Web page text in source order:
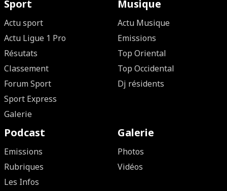
Sport
Actu sport
Actu Ligue 1 Pro
Résutats
Classement
Forum Sport
Sport Express
Galerie
Musique
Actu Musique
Emissions
Top Oriental
Top Occidental
Dj résidents
Podcast
Emissions
Rubriques
Les Infos
Galerie
Photos
Vidéos